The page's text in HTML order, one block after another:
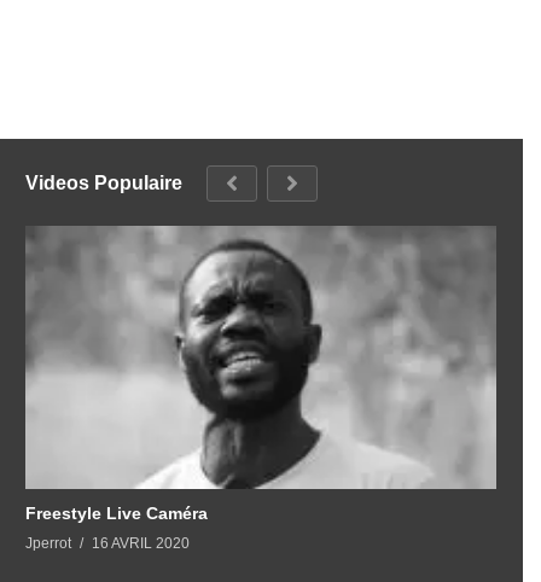
Videos Populaire
Freestyle Live Caméra
Jperrot 16 AVRIL 2020